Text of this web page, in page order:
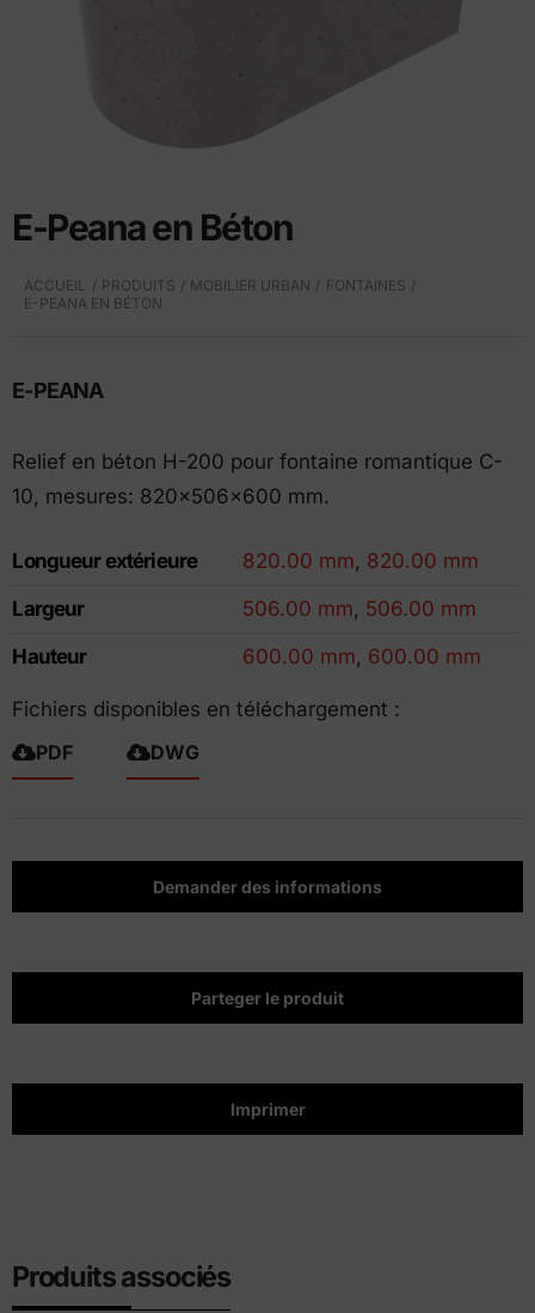
E-Peana en Béton
ACCUEIL PRODUITS MOBILIER URBAN
FONTAINES
E-PEANA EN BÉTON
E-PEANA
Relief en béton H-200 pour fontaine romantique C-
10, mesures: 820x506x600 mm.
Longueur extérieure 820.00 mm, 820.00 mm
Largeur
506.00 mm, 506.00 mm
Hauteur
600.00 mm, 600.00 mm
Fichiers disponibles en téléchargement :
PDF
DWG
Demander des informations
Parteger le produit
Imprimer
Produits associés